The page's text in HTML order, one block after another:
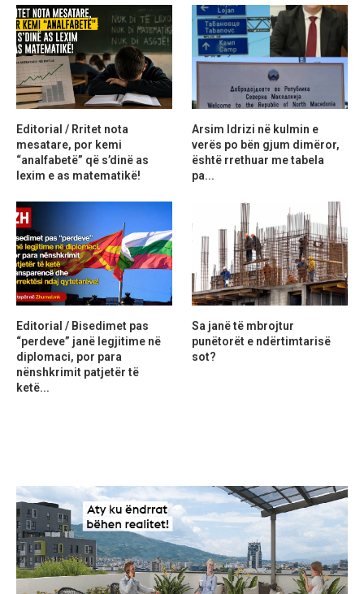
Editorial / Rritet nota
mesatare, por kemi
“analfabetë” që s’dinë as
lexim e as matematikë!
Arsim Idrizi në kulmin e
verës po bën gjum dimëror,
është rrethuar me tabela
pa...
Editorial / Bisedimet pas
“perdeve” janë legjitime në
diplomaci, por para
nënshkrimit patjetër të
ketë...
Sa janë të mbrojtur
punëtorët e ndërtimtarisë
sot?